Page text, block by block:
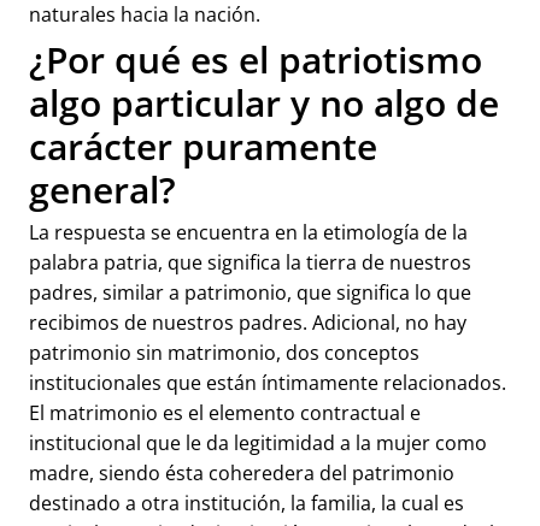
naturales hacia la nación.
¿Por qué es el patriotismo
algo particular y no algo de
carácter puramente
general?
La respuesta se encuentra en la etimología de la
palabra patria, que significa la tierra de nuestros
padres, similar a patrimonio, que significa lo que
recibimos de nuestros padres. Adicional, no hay
patrimonio sin matrimonio, dos conceptos
institucionales que están íntimamente relacionados.
El matrimonio es el elemento contractual e
institucional que le da legitimidad a la mujer como
madre, siendo ésta coheredera del patrimonio
destinado a otra institución, la familia, la cual es